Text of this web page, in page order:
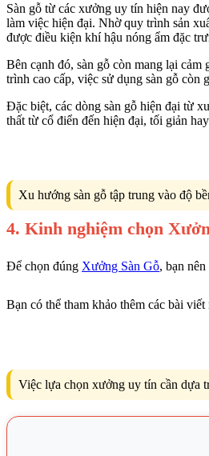
Sàn gỗ từ các xưởng uy tín hiện nay
làm việc hiện đại. Nhờ quy trình sản
được điều kiện khí hậu nóng ẩm đặc
Bên cạnh đó, sàn gỗ còn mang lại
trình cao cấp, việc sử dụng sàn gỗ còn
Đặc biệt, các dòng sàn gỗ hiện đại từ
thất từ cổ điển đến hiện đại, tối giản
Xu hướng sàn gỗ tập trung vào độ
4. Kinh nghiệm chọn
Để chọn đúng Xưởng Sàn Gỗ, bạn
Bạn có thể tham khảo thêm các bài viết
Việc lựa chọn xưởng uy tín cần dựa